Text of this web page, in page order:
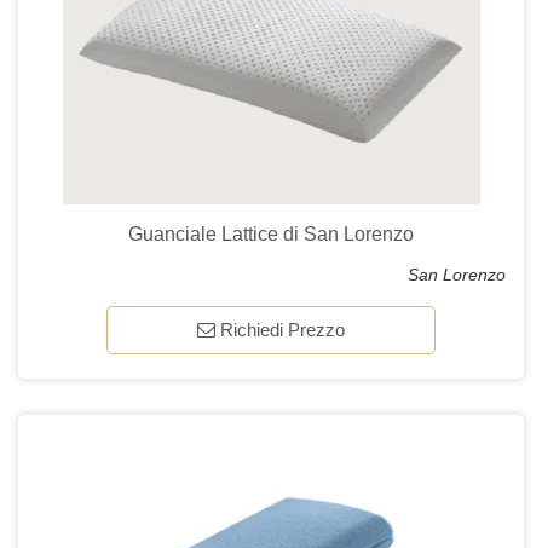
Guanciale Lattice di San Lorenzo
San Lorenzo
Richiedi Prezzo